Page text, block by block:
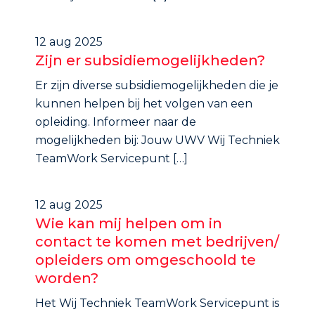
12 aug 2025
Zijn er subsidiemogelijkheden?
Er zijn diverse subsidiemogelijkheden die je
kunnen helpen bij het volgen van een
opleiding. Informeer naar de
mogelijkheden bij: Jouw UWV Wij Techniek
TeamWork Servicepunt […]
12 aug 2025
Wie kan mij helpen om in
contact te komen met bedrijven/
opleiders om omgeschoold te
worden?
Het Wij Techniek TeamWork Servicepunt is